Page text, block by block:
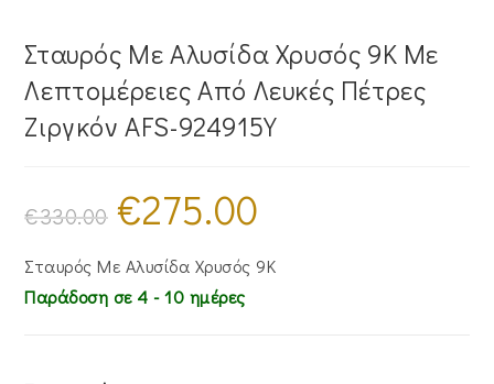
Σταυρός Με Αλυσίδα Χρυσός 9Κ Mε
Λεπτομέρειες Από Λευκές Πέτρες
Ζιργκόν AFS-924915Y
€330.00
Original
price
was:
€275.00
€275.00.
Σταυρός Με Αλυσίδα Χρυσός 9Κ
Παράδοση σε 4 - 10 ημέρες